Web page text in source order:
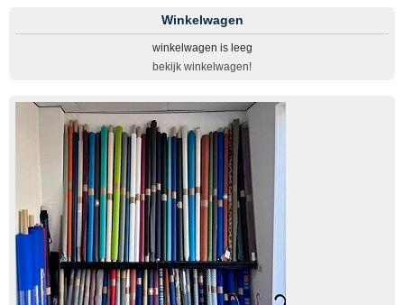
Winkelwagen
winkelwagen is leeg
bekijk winkelwagen!